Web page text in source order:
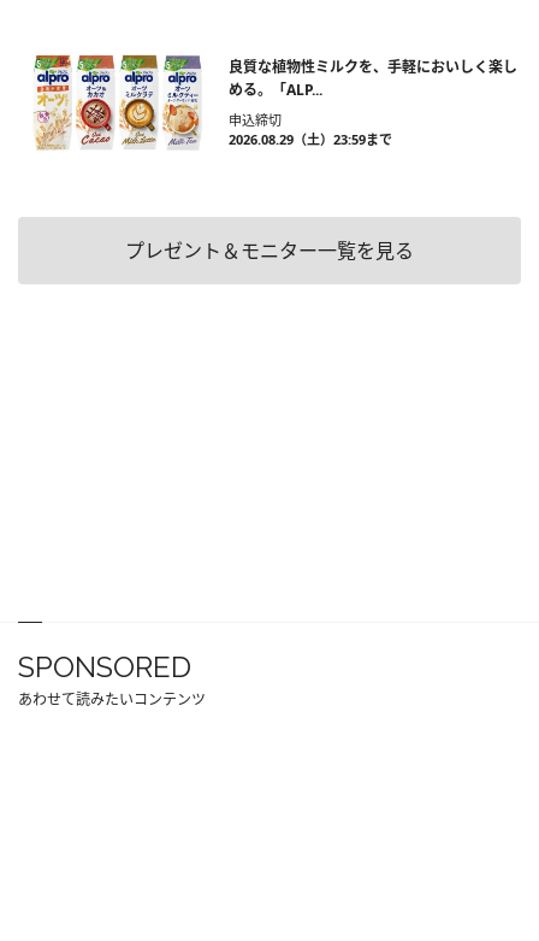
良質な植物性ミルクを、手軽においしく楽し
める。「ALP...
申込締切
2026.08.29（土）23:59まで
プレゼント＆モニター一覧を見る
SPONSORED
あわせて読みたいコンテンツ